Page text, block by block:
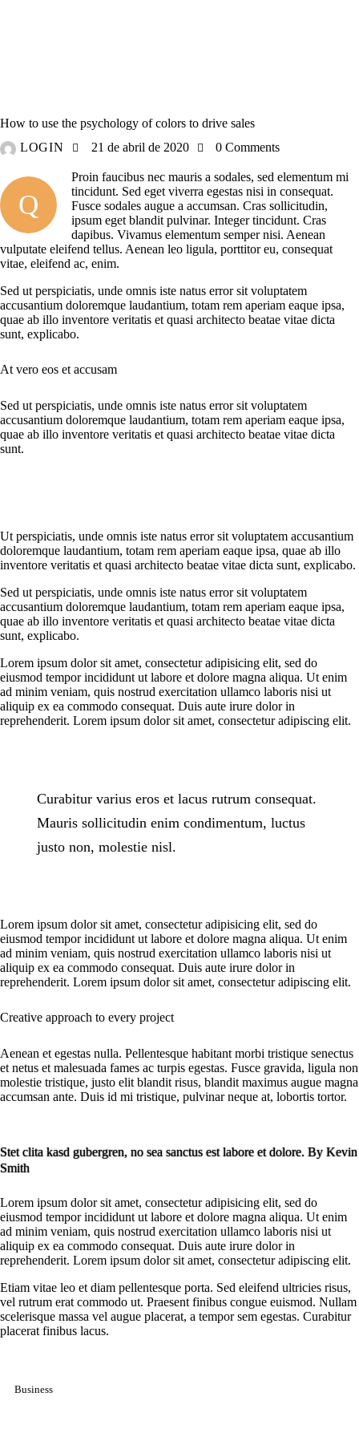
How to use the psychology of colors to drive sales
LOGIN
21 de abril de 2020 0 Comments
Q
Proin faucibus nec mauris a sodales, sed elementum mi
tincidunt. Sed eget viverra egestas nisi in consequat.
Fusce sodales augue a accumsan. Cras sollicitudin,
ipsum eget blandit pulvinar. Integer tincidunt. Cras
dapibus. Vivamus elementum semper nisi. Aenean
vulputate eleifend tellus. Aenean leo ligula, porttitor eu, consequat
vitae, eleifend ac, enim.
Sed ut perspiciatis, unde omnis iste natus error sit voluptatem
accusantium doloremque laudantium, totam rem aperiam eaque ipsa,
quae ab illo inventore veritatis et quasi architecto beatae vitae dicta
sunt, explicabo.
At vero eos et accusam
Sed ut perspiciatis, unde omnis iste natus error sit voluptatem
accusantium doloremque laudantium, totam rem aperiam eaque ipsa,
quae ab illo inventore veritatis et quasi architecto beatae vitae dicta
sunt.
Ut perspiciatis, unde omnis iste natus error sit voluptatem accusantium
doloremque laudantium, totam rem aperiam eaque ipsa, quae ab illo
inventore veritatis et quasi architecto beatae vitae dicta sunt, explicabo.
Sed ut perspiciatis, unde omnis iste natus error sit voluptatem
accusantium doloremque laudantium, totam rem aperiam eaque ipsa,
quae ab illo inventore veritatis et quasi architecto beatae vitae dicta
sunt, explicabo.
Lorem ipsum dolor sit amet, consectetur adipisicing elit, sed do
eiusmod tempor incididunt ut labore et dolore magna aliqua. Ut enim
ad minim veniam, quis nostrud exercitation ullamco laboris nisi ut
aliquip ex ea commodo consequat. Duis aute irure dolor in
reprehenderit. Lorem ipsum dolor sit amet, consectetur adipiscing elit.
Curabitur varius eros et lacus rutrum consequat.
Mauris sollicitudin enim condimentum, luctus
justo non, molestie nisl.
Lorem ipsum dolor sit amet, consectetur adipisicing elit, sed do
eiusmod tempor incididunt ut labore et dolore magna aliqua. Ut enim
ad minim veniam, quis nostrud exercitation ullamco laboris nisi ut
aliquip ex ea commodo consequat. Duis aute irure dolor in
reprehenderit. Lorem ipsum dolor sit amet, consectetur adipiscing elit.
Creative approach to every project
Aenean et egestas nulla. Pellentesque habitant morbi tristique senectus
et netus et malesuada fames ac turpis egestas. Fusce gravida, ligula non
molestie tristique, justo elit blandit risus, blandit maximus augue magna
accumsan ante. Duis id mi tristique, pulvinar neque at, lobortis tortor.
Stet clita kasd gubergren, no sea sanctus est labore et dolore. By Kevin
Smith
Lorem ipsum dolor sit amet, consectetur adipisicing elit, sed do
eiusmod tempor incididunt ut labore et dolore magna aliqua. Ut enim
ad minim veniam, quis nostrud exercitation ullamco laboris nisi ut
aliquip ex ea commodo consequat. Duis aute irure dolor in
reprehenderit. Lorem ipsum dolor sit amet, consectetur adipiscing elit.
Etiam vitae leo et diam pellentesque porta. Sed eleifend ultricies risus,
vel rutrum erat commodo ut. Praesent finibus congue euismod. Nullam
scelerisque massa vel augue placerat, a tempor sem egestas. Curabitur
placerat finibus lacus.
Business